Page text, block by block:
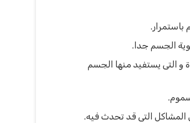
الجسم جدا.
الهامة و المفيدة و التى يستفيد منها الجسم
المشاكل التى قد تحدث فيه.